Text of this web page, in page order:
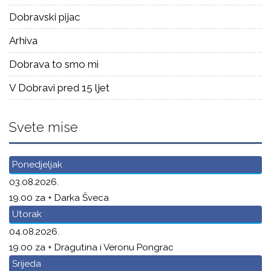
Dobravski pijac
Arhiva
Dobrava to smo mi
V Dobravi pred 15 ljet
Svete mise
Ponedjeljak
03.08.2026.
19.00 za + Darka Šveca
Utorak
04.08.2026.
19.00 za + Dragutina i Veronu Pongrac
Srijeda